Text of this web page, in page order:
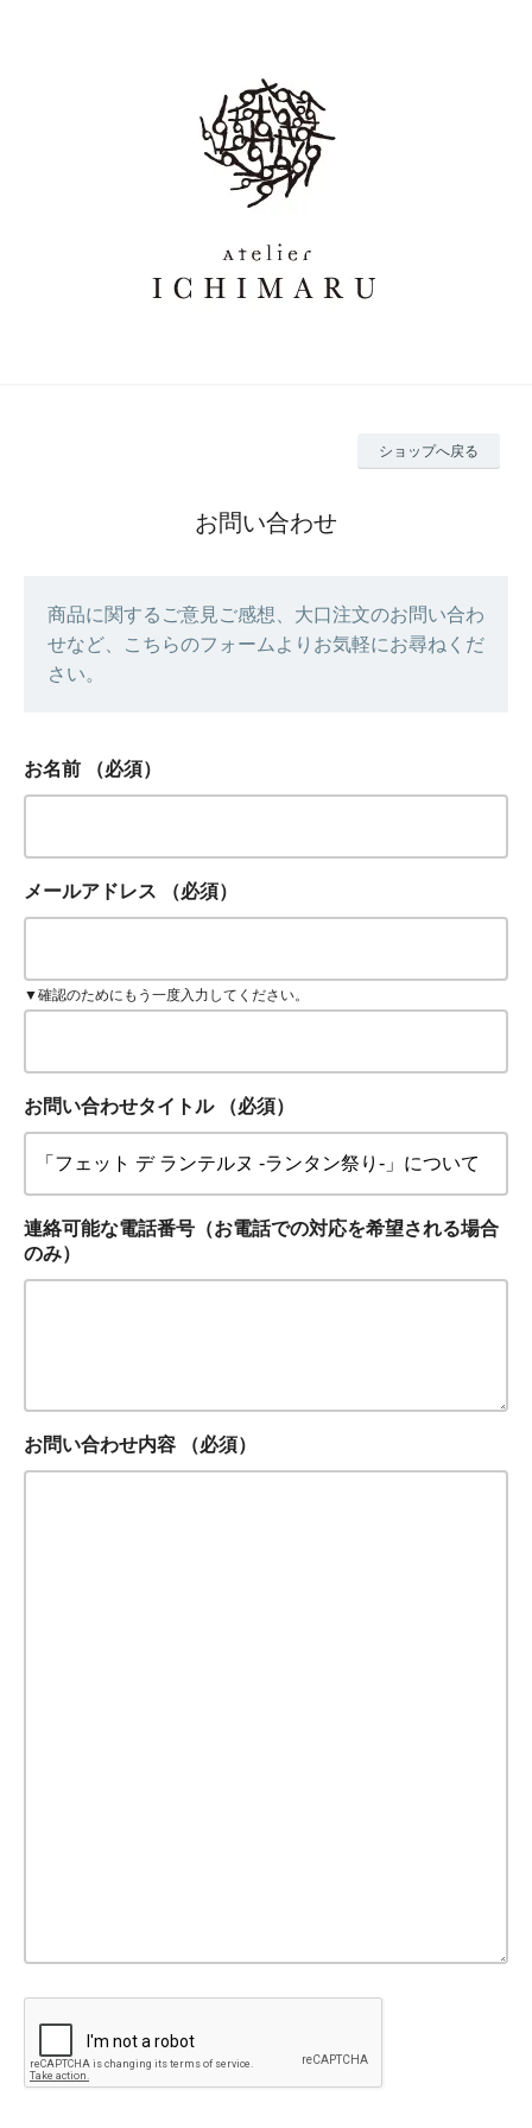
ショップへ戻る
お問い合わせ
商品に関するご意見ご感想、大口注文のお問い合わ
せなど、こちらのフォームよりお気軽にお尋ねくだ
さい。
お名前 （必須）
メールアドレス （必須）
▼確認のためにもう一度入力してください。
お問い合わせタイトル （必須）
連絡可能な電話番号（お電話での対応を希望される場合
のみ）
お問い合わせ内容 （必須）